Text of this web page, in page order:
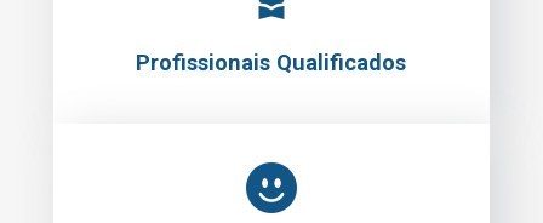
Profissionais Qualificados